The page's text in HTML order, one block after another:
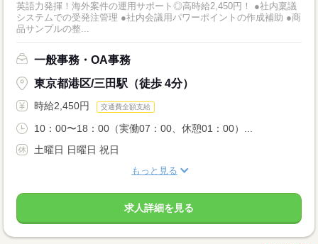
英語力発揮！海外案件の運用サポート◎高時給2,450円！ ●社内稟議
システムでの受発注管理 ●社内会議用パワーポイントの作成補助 ●商
品サンプルの整...
一般事務・OA事務
東京都港区/三田駅（徒歩 4分）
時給2,450円 交通費全額支給
10：00〜18：00（実働07：00、休憩01：00）...
土曜日 日曜日 祝日
もっと見る
求人詳細を見る